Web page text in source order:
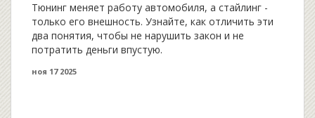
Тюнинг меняет работу автомобиля, а стайлинг -
только его внешность. Узнайте, как отличить эти
два понятия, чтобы не нарушить закон и не
потратить деньги впустую.
ноя 17 2025